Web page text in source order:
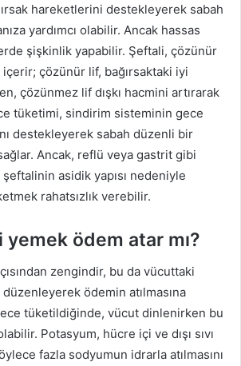
hareketlerini destekleyerek sabah
yardımcı olabilir. Ancak hassas
şişkinlik yapabilir. Şeftali, çözünür
çözünür lif, bağırsaktaki iyi
çözünmez lif dışkı hacmini artırarak
tüketimi, sindirim sisteminin gece
destekleyerek sabah düzenli bir
Ancak, reflü veya gastrit gibi
şeftalinin asidik yapısı nedeniyle
rahatsızlık verebilir.
ödem atar mı?
zengindir, bu da vücuttaki
ödemin atılmasına
tüketildiğinde, vücut dinlenirken bu
Potasyum, hücre içi ve dışı sıvı
fazla sodyumun idrarla atılmasını